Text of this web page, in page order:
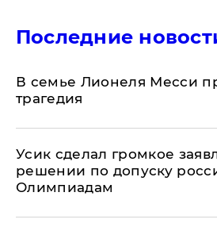
Последние
В семье Лионеля Месси
трагедия
Усик сделал громкое
решении по допуску
Олимпиадам